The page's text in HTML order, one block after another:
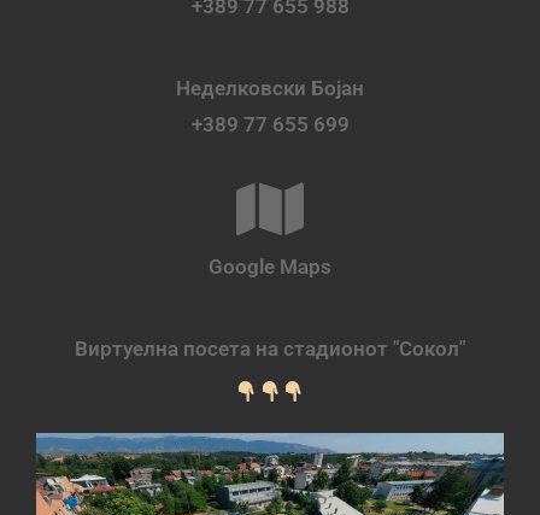
+389 77 655 988
Неделковски Бојан
+389 77 655 699
Google Maps
Виртуелна посета на стадионот "Сокол"